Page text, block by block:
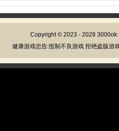
Copyright © 2023 - 2028 3000ok
健康游戏忠告:抵制不良游戏 拒绝盗版游